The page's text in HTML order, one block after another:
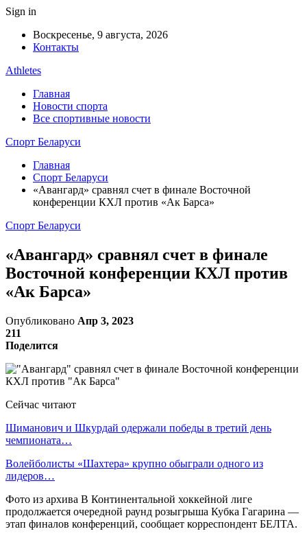
Sign in
Воскресенье, 9 августа, 2026
Контакты
Athletes
Главная
Новости спорта
Все спортивные новости
Спорт Беларуси
Главная
Спорт Беларуси
«Авангард» сравнял счет в финале Восточной
конференции КХЛ против «Ак Барса»
Спорт Беларуси
«Авангард» сравнял счет в финале
Восточной конференции КХЛ против
«Ак Барса»
Опубликовано Апр 3, 2023
211
Поделится
Сейчас читают
Шиманович и Шкурдай одержали победы в третий день
чемпионата…
Волейболисты «Шахтера» крупно обыграли одного из
лидеров…
Фото из архива В Континентальной хоккейной лиге
продолжается очередной раунд розыгрыша Кубка Гагарина —
этап финалов конференций, сообщает корреспондент БЕЛТА.